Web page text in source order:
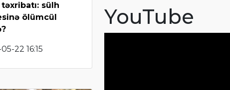
təxribatı: sülh
ölümcül
22 16:15
YouTube